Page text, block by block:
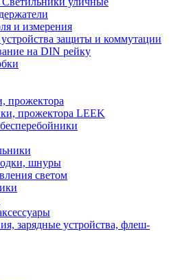
и измерения
защиты и коммутации
на DIN рейку
прожектора
прожектора LEEK
шнуры
светом
зарядные устройства, флеш-